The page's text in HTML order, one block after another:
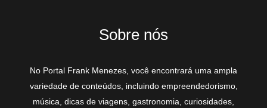
Sobre nós
No Portal Frank Menezes, você encontrará uma ampla
variedade de conteúdos, incluindo empreendedorismo,
música, dicas de viagens, gastronomia, curiosidades,